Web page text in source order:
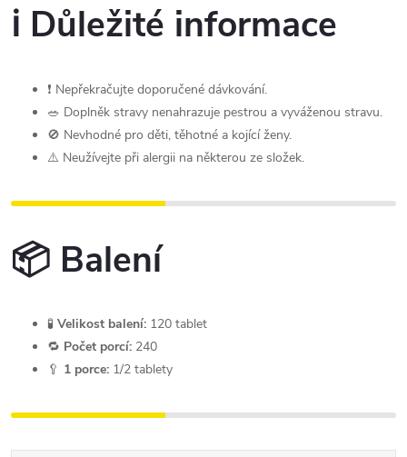
ℹ️ Důležité informace
❗ Nepřekračujte doporučené dávkování.
🥗 Doplněk stravy nenahrazuje pestrou a vyváženou stravu.
🚫 Nevhodné pro děti, těhotné a kojící ženy.
⚠️ Neužívejte při alergii na některou ze složek.
📦 Balení
🧪 Velikost balení: 120 tablet
🔁 Počet porcí: 240
🥄 1 porce: 1/2 tablety